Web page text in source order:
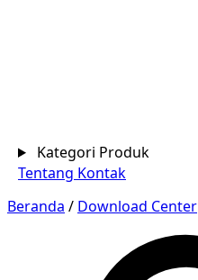
Kategori Produk
Tentang Kontak
Beranda / Download Center